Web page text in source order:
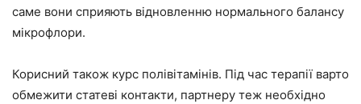
саме вони сприяють відновленню нормального балансу
мікрофлори.
Корисний також курс полівітамінів. Під час терапії варто
обмежити статеві контакти, партнеру теж необхідно